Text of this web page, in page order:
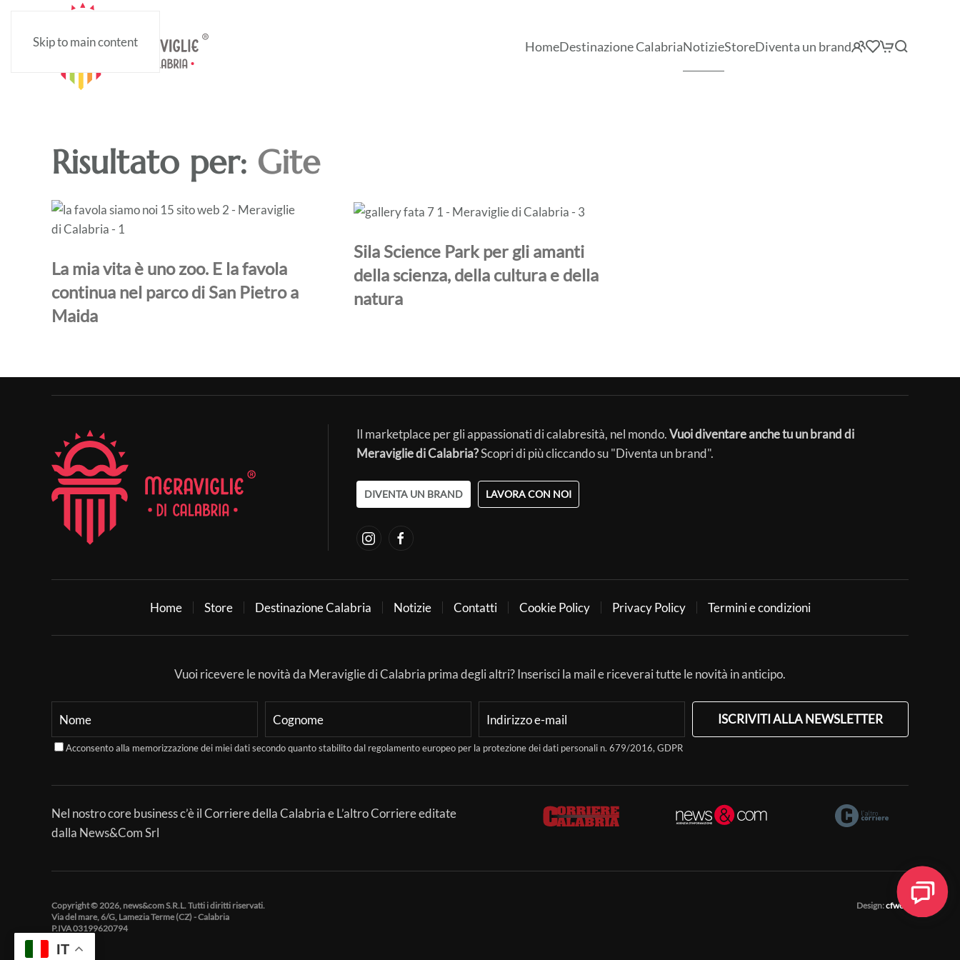
Skip to main content HomeDestinazione CalabriaNotizieStoreDiventa un brand
Risultato per: Gite
La mia vita è uno zoo. E la favola
continua nel parco di San Pietro a
Maida
Sila Science Park per gli amanti
della scienza, della cultura e della
natura
Il marketplace per gli appassionati di calabresità, nel mondo.Vuoi diventare anche tu un brand di
Meraviglie di Calabria?Scopri di più cliccando su "Diventa un brand".
DIVENTA UN BRAND LAVORA CON NOI
Home Store Destinazione Calabria Notizie Contatti Cookie Policy Privacy Policy Termini e condizioni
Vuoi ricevere le novità da Meraviglie di Calabria prima degli altri? Inserisci la mail e riceverai tutte le novità in anticipo.
ISCRIVITI ALLA NEWSLETTER
Acconsento alla memorizzazione dei miei dati secondo quanto stabilito dal regolamento europeo per la protezione dei dati personali n. 679/2016, GDPR
Nel nostro core business c’è il Corriere della Calabria e L’altro Corriere editate
dalla News&Com Srl
Copyright © 2026, news&com S.R.L. Tutti i diritti riservati.
Via del mare, 6/G, Lamezia Terme (CZ) - Calabria
P.IVA 03199620794
Design:cfweb
IT